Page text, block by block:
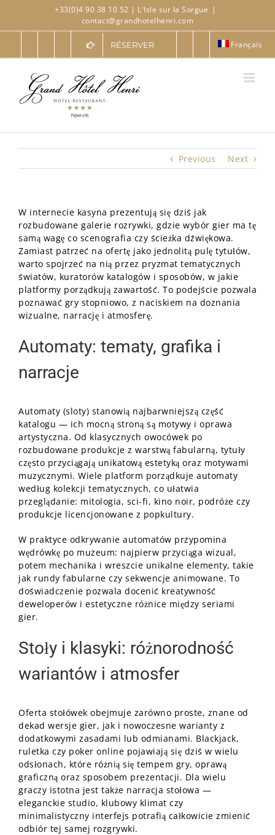
content
+33(0)4 90 38 10 52 | L'Isle sur la Sorgue |
contact@grandhotelhenri.com
RÉSERVER Français
Previous Next
W internecie kasyna prezentują się dziś jak
rozbudowane galerie rozrywki, gdzie wybór gier ma tę
samą wagę co scenografia czy ścieżka dźwiękowa.
Zamiast patrzeć na ofertę jako jednolitą pulę tytułów,
warto spojrzeć na nią przez pryzmat tematycznych
światów, kuratorów katalogów i sposobów, w jakie
platformy porządkują zawartość. To podejście pozwala
poznawać gry stopniowo, z naciskiem na doznania
wizualne, narrację i atmosferę.
Automaty: tematy, grafika i
narracje
Automaty (sloty) stanowią najbarwniejszą część
katalogu — ich mocną stroną są motywy i oprawa
artystyczna. Od klasycznych owocówek po
rozbudowane produkcje z warstwą fabularną, tytuły
często przyciągają unikatową estetyką oraz motywami
muzycznymi. Wiele platform porządkuje automaty
według kolekcji tematycznych, co ułatwia
przeglądanie: mitologia, sci‑fi, kino noir, podróże czy
produkcje licencjonowane z popkultury.
W praktyce odkrywanie automatów przypomina
wędrówkę po muzeum: najpierw przyciąga wizual,
potem mechanika i wreszcie unikalne elementy, takie
jak rundy fabularne czy sekwencje animowane. To
doświadczenie pozwala docenić kreatywność
deweloperów i estetyczne różnice między seriami
gier.
Stoły i klasyki: różnorodność
wariantów i atmosfer
Oferta stołówek obejmuje zarówno proste, znane od
dekad wersje gier, jak i nowoczesne warianty z
dodatkowymi zasadami lub odmianami. Blackjack,
ruletka czy poker online pojawiają się dziś w wielu
odsłonach, które różnią się tempem gry, oprawą
graficzną oraz sposobem prezentacji. Dla wielu
graczy istotna jest także narracja stołowa —
eleganckie studio, klubowy klimat czy
minimalistyczny interfejs potrafią całkowicie zmienić
odbiór tej samej rozgrywki.